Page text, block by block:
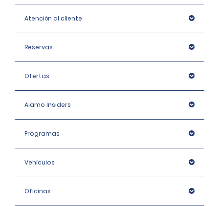
Atención al cliente
Reservas
Ofertas
Alamo Insiders
Programas
Vehículos
Oficinas